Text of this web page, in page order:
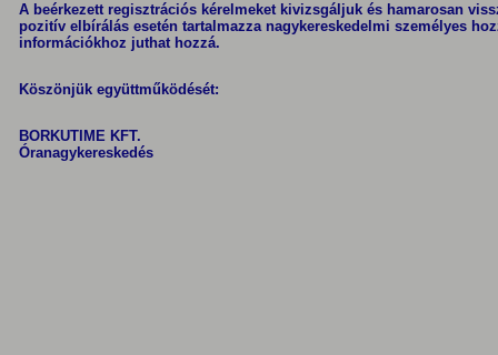
A beérkezett regisztrációs kérelmeket kivizsgáljuk és hamarosan
pozitív elbírálás esetén tartalmazza nagykereskedelmi személyes
információkhoz juthat hozzá.
Köszönjük együttműködését:
BORKUTIME KFT.
Óranagykereskedés